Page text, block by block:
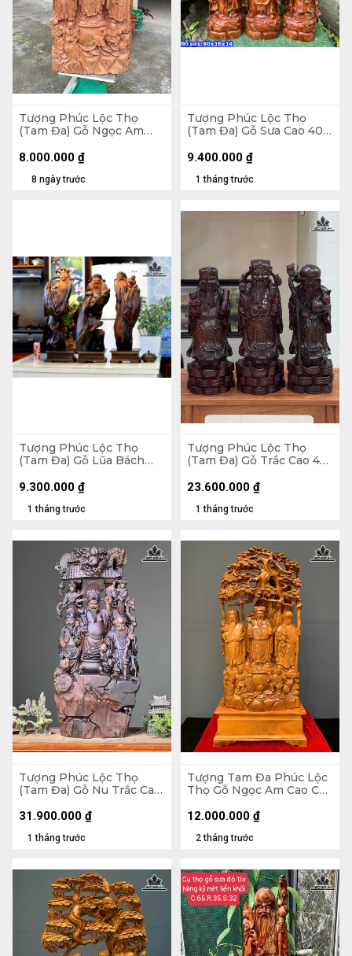
Tượng Phúc Lộc Thọ
(Tam Đa) Gỗ Ngọc Am
(cm)
8 ngày trước
8.000.000 ₫
Tượng Phúc Lộc Thọ
(Tam Đa) Gỗ Sưa Cao 40
1 tháng trước
9.400.000 ₫
Tượng Phúc Lộc Thọ
(Tam Đa) Gỗ Lũa Bách
Ngang 23 Sâu 16 (cm) - Kỷ
1 tháng trước
9.300.000 ₫
Tượng Phúc Lộc Thọ
(Tam Đa) Gỗ Trắc Cao 48
17kg
1 tháng trước
23.600.000 ₫
Tượng Phúc Lộc Thọ
(Tam Đa) Gỗ Nu Trắc Cao
1 tháng trước
31.900.000 ₫
Tượng Tam Đa Phúc Lộc
Thọ Gỗ Ngọc Am Cao Cả
(cm) - Kỷ Cao 20
2 tháng trước
12.000.000 ₫